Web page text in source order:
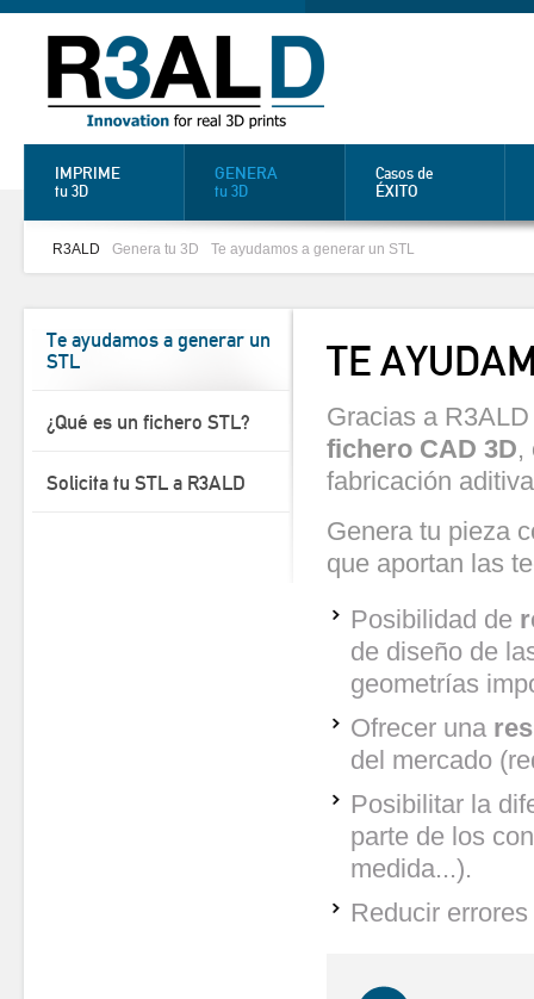
IMPRIME
tu 3D
GENERA
tu 3D
Casos de
ÉXITO
R3ALD Genera tu 3D Te ayudamos a generar un STL
Te ayudamos a generar un
STL
¿Qué es un fichero STL?
Solicita tu STL a R3ALD
TE
Gracias a
fichero CAD 3D,
fabricación
Genera tu pieza
que aportan las
Posibilidad de
de diseño de
geometrías
Ofrecer una
del mercado
Posibilitar la
parte de los
medida...).
Reducir